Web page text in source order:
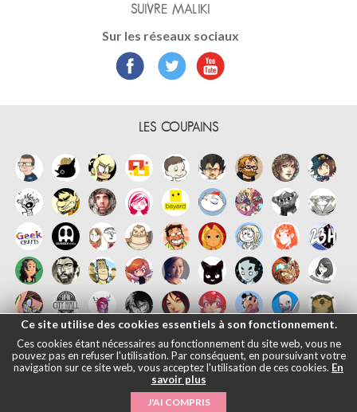
SUIVRE MALIKI
Sur les réseaux sociaux
LES COUPAINS
日本語|Mentions légales
2026
Ce site utilise des cookies essentiels à son fonctionnement.
Ces cookies étant nécessaires au fonctionnement du site web, vous ne
pouvez pas en refuser l'utilisation. Par conséquent, en poursuivant votre
navigation sur ce site web, vous acceptez l'utilisation de ces cookies. En
savoir plus
J'AI COMPRIS